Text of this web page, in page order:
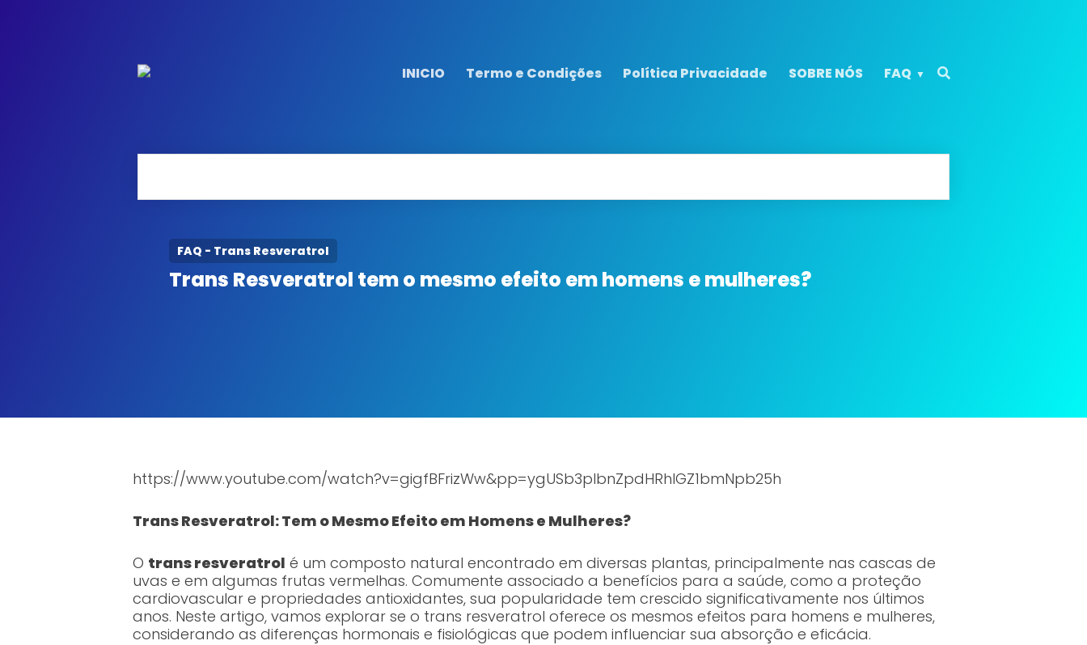
INICIO Termo e Condições Política Privacidade SOBRE NÓS FAQ
FAQ - Trans Resveratrol
Trans Resveratrol tem o mesmo efeito em homens e mulheres?
https://www.youtube.com/watch?v=gigfBFrizWw&pp=ygUSb3plbnZpdHRhIGZ1bmNpb25h
Trans Resveratrol: Tem o Mesmo Efeito em Homens e Mulheres?
O trans resveratrol é um composto natural encontrado em diversas plantas, principalmente nas cascas de
uvas e em algumas frutas vermelhas. Comumente associado a benefícios para a saúde, como a proteção
cardiovascular e propriedades antioxidantes, sua popularidade tem crescido significativamente nos últimos
anos. Neste artigo, vamos explorar se o trans resveratrol oferece os mesmos efeitos para homens e mulheres,
considerando as diferenças hormonais e fisiológicas que podem influenciar sua absorção e eficácia.